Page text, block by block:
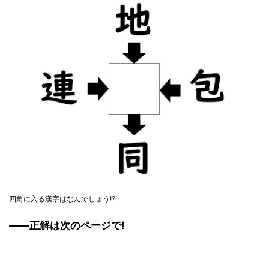
四角に入る漢字はなんでしょう!?
――正解は次のページで!